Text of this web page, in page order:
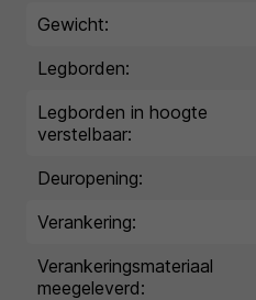
Gewicht:
Legborden:
Legborden in hoogte
verstelbaar:
Deuropening:
Verankering:
Verankeringsmateriaal
meegeleverd: